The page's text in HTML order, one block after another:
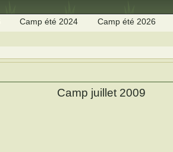
Camp été 2024 Camp été 2026
Camp juillet 2009